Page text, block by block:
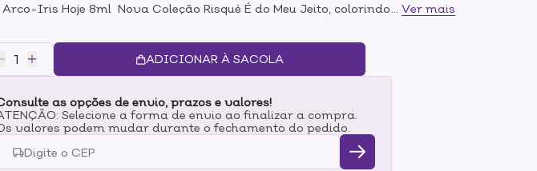
Arco-Iris Hoje 8ml Nova Coleção Risqué É do Meu Jeito, colorindo com
rápida e com ultra brilho, além de ter longa duração nas unhas. Sua
é hipoalergênica, isto é, livre de componentes que costumam causar
seu pincel proporciona aplicação perfeita e alta cobertura. Venha se
Ver mais
ADICIONAR À SACOLA
as opções de envio, prazos e valores!
Selecione a forma de envio ao finalizar a compra.
valores podem mudar durante o fechamento do pedido.